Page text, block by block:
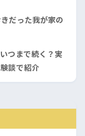
だった我が家の
つまで続く？実
談で紹介